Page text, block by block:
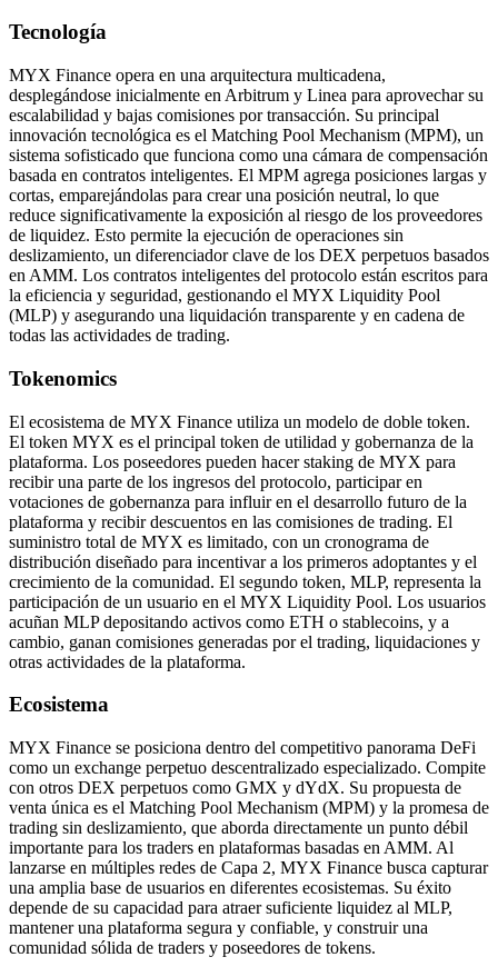
Tecnología
MYX Finance opera en una arquitectura multicadena,
desplegándose inicialmente en Arbitrum y Linea para aprovechar su
escalabilidad y bajas comisiones por transacción. Su principal
innovación tecnológica es el Matching Pool Mechanism (MPM), un
sistema sofisticado que funciona como una cámara de compensación
basada en contratos inteligentes. El MPM agrega posiciones largas y
cortas, emparejándolas para crear una posición neutral, lo que
reduce significativamente la exposición al riesgo de los proveedores
de liquidez. Esto permite la ejecución de operaciones sin
deslizamiento, un diferenciador clave de los DEX perpetuos basados
en AMM. Los contratos inteligentes del protocolo están escritos para
la eficiencia y seguridad, gestionando el MYX Liquidity Pool
(MLP) y asegurando una liquidación transparente y en cadena de
todas las actividades de trading.
Tokenomics
El ecosistema de MYX Finance utiliza un modelo de doble token.
El token MYX es el principal token de utilidad y gobernanza de la
plataforma. Los poseedores pueden hacer staking de MYX para
recibir una parte de los ingresos del protocolo, participar en
votaciones de gobernanza para influir en el desarrollo futuro de la
plataforma y recibir descuentos en las comisiones de trading. El
suministro total de MYX es limitado, con un cronograma de
distribución diseñado para incentivar a los primeros adoptantes y el
crecimiento de la comunidad. El segundo token, MLP, representa la
participación de un usuario en el MYX Liquidity Pool. Los usuarios
acuñan MLP depositando activos como ETH o stablecoins, y a
cambio, ganan comisiones generadas por el trading, liquidaciones y
otras actividades de la plataforma.
Ecosistema
MYX Finance se posiciona dentro del competitivo panorama DeFi
como un exchange perpetuo descentralizado especializado. Compite
con otros DEX perpetuos como GMX y dYdX. Su propuesta de
venta única es el Matching Pool Mechanism (MPM) y la promesa de
trading sin deslizamiento, que aborda directamente un punto débil
importante para los traders en plataformas basadas en AMM. Al
lanzarse en múltiples redes de Capa 2, MYX Finance busca capturar
una amplia base de usuarios en diferentes ecosistemas. Su éxito
depende de su capacidad para atraer suficiente liquidez al MLP,
mantener una plataforma segura y confiable, y construir una
comunidad sólida de traders y poseedores de tokens.